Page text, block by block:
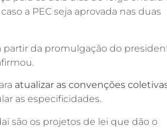
a PEC seja aprovada nas duas
partir da promulgação do
atualizar as convenções
as especificidades.
são os projetos de lei que dão o